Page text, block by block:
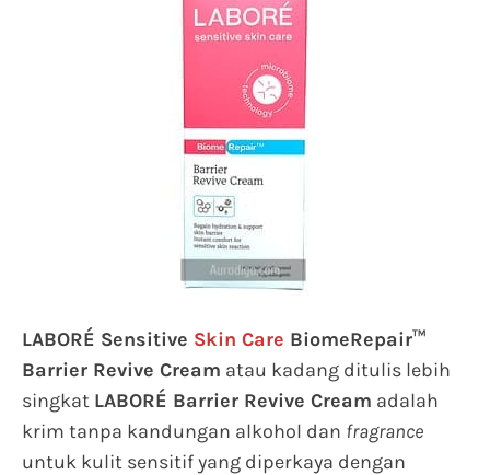
LABORÉ Sensitive Skin Care BiomeRepair™
Barrier Revive Cream atau kadang ditulis lebih
singkat LABORÉ Barrier Revive Cream adalah
krim tanpa kandungan alkohol dan fragrance
untuk kulit sensitif yang diperkaya dengan